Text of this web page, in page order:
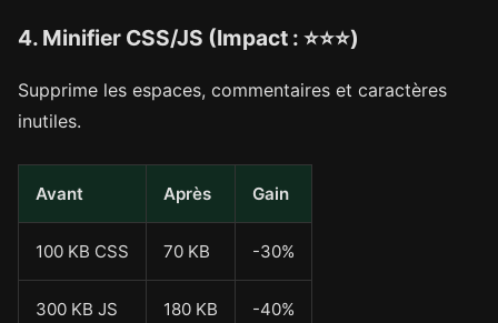
4. Minifier CSS/JS (Impact : ⭐⭐⭐)
Supprime les espaces, commentaires et caractères
inutiles.
Avant Après Gain
100 KB CSS 70 KB -30%
300 KB JS 180 KB -40%